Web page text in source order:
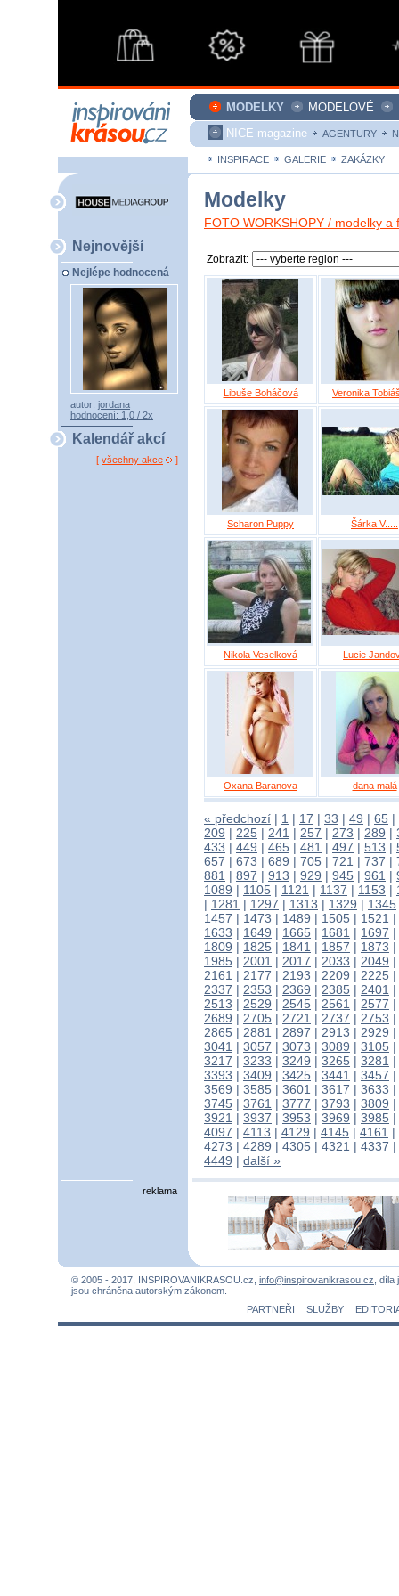
MODELKY MODELOVÉ
NICE magazine
AGENTURY
INSPIRACE GALERIE ZAKÁZKY
Nejnovější
Nejlépe hodnocená
autor: jordana
hodnocení: 1,0 / 2x
Kalendář akcí
[ všechny akce ]
Modelky
FOTO WORKSHOPY / modelky
Zobrazit:
Libuše Boháčová Veronika
Scharon Puppy Šárka V.....
Nikola Veselková Lucie
Oxana Baranova dana malá
« předchozí | 1 | 17 | 33 | 49 | 65 |
209 | 225 | 241 | 257 | 273 | 289 |
433 | 449 | 465 | 481 | 497 | 513 |
657 | 673 | 689 | 705 | 721 | 737 |
881 | 897 | 913 | 929 | 945 | 961 |
1089 | 1105 | 1121 | 1137 | 1153 |
| 1281 | 1297 | 1313 | 1329 | 1345
1457 | 1473 | 1489 | 1505 | 1521 |
1633 | 1649 | 1665 | 1681 | 1697 |
1809 | 1825 | 1841 | 1857 | 1873 |
1985 | 2001 | 2017 | 2033 | 2049 |
2161 | 2177 | 2193 | 2209 | 2225 |
2337 | 2353 | 2369 | 2385 | 2401 |
2513 | 2529 | 2545 | 2561 | 2577 |
2689 | 2705 | 2721 | 2737 | 2753 |
2865 | 2881 | 2897 | 2913 | 2929 |
3041 | 3057 | 3073 | 3089 | 3105 |
3217 | 3233 | 3249 | 3265 | 3281 |
3393 | 3409 | 3425 | 3441 | 3457 |
3569 | 3585 | 3601 | 3617 | 3633 |
3745 | 3761 | 3777 | 3793 | 3809 |
3921 | 3937 | 3953 | 3969 | 3985 |
4097 | 4113 | 4129 | 4145 | 4161 |
4273 | 4289 | 4305 | 4321 | 4337 |
4449 | další »
reklama
© 2005 - 2017, INSPIROVANIKRASOU.cz, info@inspirovanikrasou.cz, díla
jsou chráněna autorským zákonem.
PARTNEŘI
SLUŽBY